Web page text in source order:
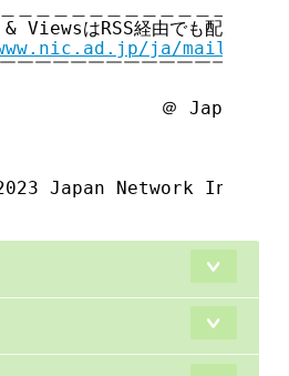
はRSS経由でも配信し
ja/
￣￣￣￣￣￣￣￣￣￣￣￣￣￣
＠ Japan
Japan Network